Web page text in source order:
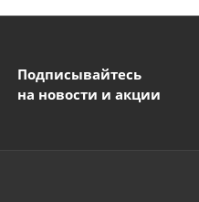
Подписывайтесь
на новости и акции